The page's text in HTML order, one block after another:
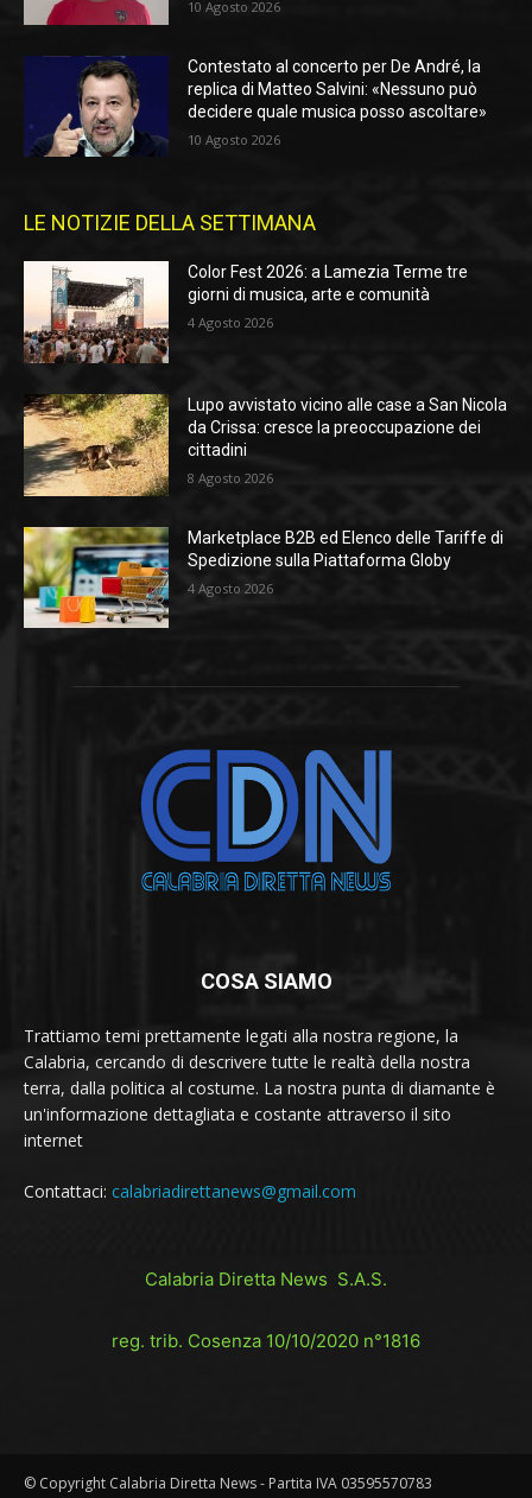
10 Agosto 2026
Contestato al concerto per De André, la
replica di Matteo Salvini: «Nessuno può
decidere quale musica posso ascoltare»
10 Agosto 2026
LE NOTIZIE DELLA SETTIMANA
Color Fest 2026: a Lamezia Terme tre
giorni di musica, arte e comunità
4 Agosto 2026
Lupo avvistato vicino alle case a San Nicola
da Crissa: cresce la preoccupazione dei
cittadini
8 Agosto 2026
Marketplace B2B ed Elenco delle Tariffe di
Spedizione sulla Piattaforma Globy
4 Agosto 2026
COSA SIAMO
Trattiamo temi prettamente legati alla nostra regione, la
Calabria, cercando di descrivere tutte le realtà della nostra
terra, dalla politica al costume. La nostra punta di diamante è
un'informazione dettagliata e costante attraverso il sito
internet
Contattaci: calabriadirettanews@gmail.com
Calabria Diretta News S.A.S.
reg. trib. Cosenza 10/10/2020 n°1816
© Copyright Calabria Diretta News - Partita IVA 03595570783